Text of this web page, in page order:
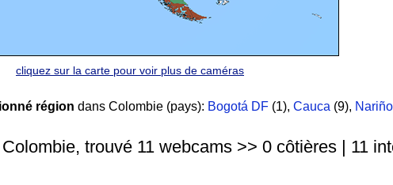
cliquez sur la carte pour voir plus de caméras
région dans Colombie (pays): Bogotá DF (1), Cauca (9), Nariño
trouvé 11 webcams >> 0 côtières | 11